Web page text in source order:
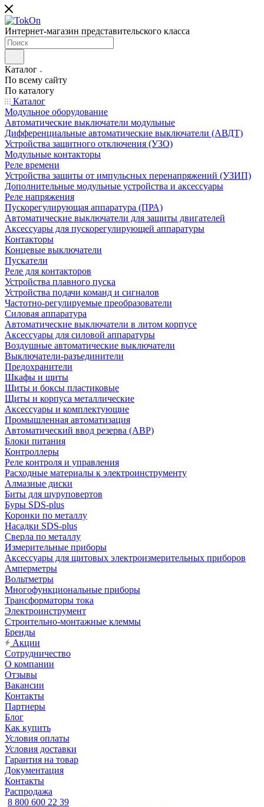
Интернет-магазин представительского класса
Каталог
По всему сайту
По каталогу
Каталог
Модульное оборудование
Автоматические выключатели модульные
Дифференциальные автоматические выключатели (АВДТ)
Устройства защитного отключения (УЗО)
Модульные контакторы
Реле времени
Устройства защиты от импульсных перенапряжений (УЗИП)
Дополнительные модульные устройства и аксессуары
Реле напряжения
Пускорегулирующая аппаратура (ПРА)
Автоматические выключатели для защиты двигателей
Аксессуары для пускорегулирующей аппаратуры
Контакторы
Концевые выключатели
Пускатели
Реле для контакторов
Устройства плавного пуска
Устройства подачи команд и сигналов
Частотно-регулируемые преобразователи
Силовая аппаратура
Автоматические выключатели в литом корпусе
Аксессуары для силовой аппаратуры
Воздушные автоматические выключатели
Выключатели-разъединители
Предохранители
Шкафы и щиты
Щиты и боксы пластиковые
Щиты и корпуса металлические
Аксессуары и комплектующие
Промышленная автоматизация
Автоматический ввод резерва (АВР)
Блоки питания
Контроллеры
Реле контроля и управления
Расходные материалы к электроинструменту
Алмазные диски
Биты для шуруповертов
Буры SDS-plus
Коронки по металлу
Насадки SDS-plus
Сверла по металлу
Измерительные приборы
Аксессуары для щитовых электроизмерительных приборов
Амперметры
Вольтметры
Многофункциональные приборы
Трансформаторы тока
Электроинструмент
Строительно-монтажные клеммы
Бренды
Акции
Сотрудничество
О компании
Отзывы
Вакансии
Контакты
Партнеры
Блог
Как купить
Условия оплаты
Условия доставки
Гарантия на товар
Документация
Контакты
Распродажа
8 800 600 22 39